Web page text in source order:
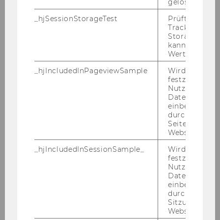
Die Ge­sell­schaft von heute er­in­nert an jene der
Zwi­schen­kriegs­zeit, er­kennt Ste­phan Mo­ebi­us
von der Uni Graz Par­al­le­len. Er hält bei der gro­
ßen Jah­res­ta­gung Ös­ter­reichs So­zio­log:innen
ein Im­puls­re­fe­rat.
gelöscht.
_hjSessionStorageTest
Prüft, ob der
Tracking
Storage
kann. Wenn
Wert von 1
_hjIncludedInPageviewSample
Wird gesetzt,
festzustellen,
Nutzer in die
einbezogen
durch das
Website
_hjIncludedInSessionSample_
Wird gesetzt,
festzustellen,
Nutzer in die
einbezogen
durch das
Sitzungslimit
Website